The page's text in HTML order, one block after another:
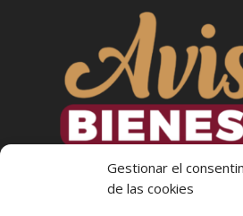
Gestionar el
de las cookies